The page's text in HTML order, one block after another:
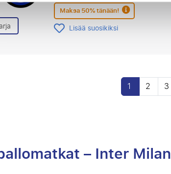
Maksa 50% tänään!
Lisää suosikiksi
1 2 3
– Inter Milan